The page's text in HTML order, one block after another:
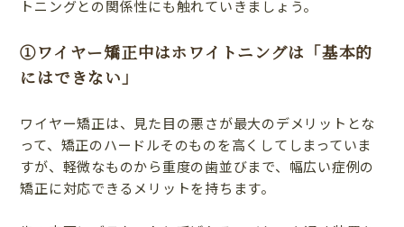
トニングとの関係性にも触れていきましょう。
①ワイヤー矯正中はホワイトニングは「基本的
にはできない」
ワイヤー矯正は、見た目の悪さが最大のデメリットとな
って、矯正のハードルそのものを高くしてしまっていま
すが、軽微なものから重度の歯並びまで、幅広い症例の
矯正に対応できるメリットを持ちます。